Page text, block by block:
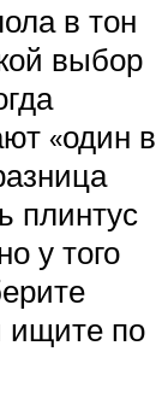
в тон
выбор
«один в
плинтус
у того
ищите по